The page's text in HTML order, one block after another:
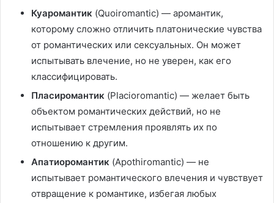
Куаромантик (Quoiromantic) — аромантик,
которому сложно отличить платонические чувства
от романтических или сексуальных. Он может
испытывать влечение, но не уверен, как его
классифицировать.
Пласиромантик (Placioromantic) — желает быть
объектом романтических действий, но не
испытывает стремления проявлять их по
отношению к другим.
Апатиоромантик (Apothiromantic) — не
испытывает романтического влечения и чувствует
отвращение к романтике, избегая любых